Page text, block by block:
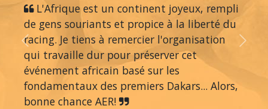
L'Afrique est un continent joyeux, rempli
de gens souriants et propice à la liberté du
racing. Je tiens à remercier l'organisation
qui travaille dur pour préserver cet
événement africain basé sur les
fondamentaux des premiers Dakars... Alors,
bonne chance AER!
Previous Next